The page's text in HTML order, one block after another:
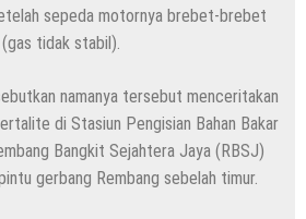
sepeda motornya brebet-brebet
(gas tidak stabil).
namanya tersebut menceritakan
di Stasiun Pengisian Bahan Bakar
Bangkit Sejahtera Jaya (RBSJ)
gerbang Rembang sebelah timur.